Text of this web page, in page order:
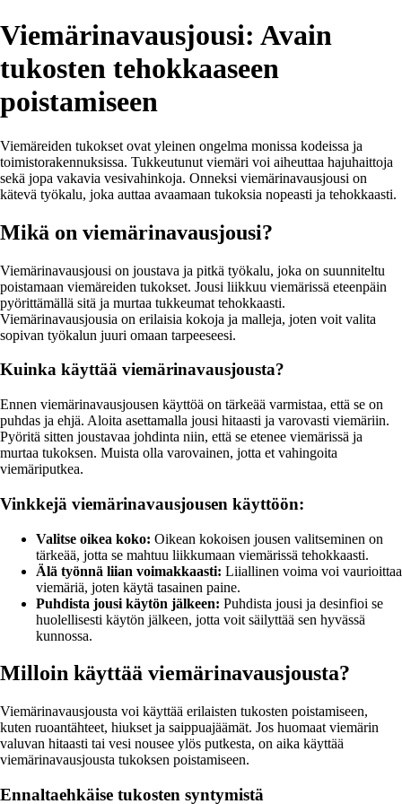
Viemärinavausjousi: Avain
tukosten tehokkaaseen
poistamiseen
Viemäreiden tukokset ovat yleinen ongelma monissa kodeissa ja
toimistorakennuksissa. Tukkeutunut viemäri voi aiheuttaa hajuhaittoja
sekä jopa vakavia vesivahinkoja. Onneksi viemärinavausjousi on
kätevä työkalu, joka auttaa avaamaan tukoksia nopeasti ja tehokkaasti.
Mikä on viemärinavausjousi?
Viemärinavausjousi on joustava ja pitkä työkalu, joka on suunniteltu
poistamaan viemäreiden tukokset. Jousi liikkuu viemärissä eteenpäin
pyörittämällä sitä ja murtaa tukkeumat tehokkaasti.
Viemärinavausjousia on erilaisia kokoja ja malleja, joten voit valita
sopivan työkalun juuri omaan tarpeeseesi.
Kuinka käyttää viemärinavausjousta?
Ennen viemärinavausjousen käyttöä on tärkeää varmistaa, että se on
puhdas ja ehjä. Aloita asettamalla jousi hitaasti ja varovasti viemäriin.
Pyöritä sitten joustavaa johdinta niin, että se etenee viemärissä ja
murtaa tukoksen. Muista olla varovainen, jotta et vahingoita
viemäriputkea.
Vinkkejä viemärinavausjousen käyttöön:
Valitse oikea koko: Oikean kokoisen jousen valitseminen on
tärkeää, jotta se mahtuu liikkumaan viemärissä tehokkaasti.
Älä työnnä liian voimakkaasti: Liiallinen voima voi vaurioittaa
viemäriä, joten käytä tasainen paine.
Puhdista jousi käytön jälkeen: Puhdista jousi ja desinfioi se
huolellisesti käytön jälkeen, jotta voit säilyttää sen hyvässä
kunnossa.
Milloin käyttää viemärinavausjousta?
Viemärinavausjousta voi käyttää erilaisten tukosten poistamiseen,
kuten ruoantähteet, hiukset ja saippuajäämät. Jos huomaat viemärin
valuvan hitaasti tai vesi nousee ylös putkesta, on aika käyttää
viemärinavausjousta tukoksen poistamiseen.
Ennaltaehkäise tukosten syntymistä